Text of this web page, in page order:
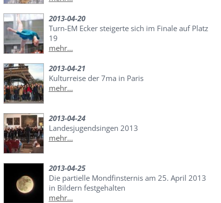
2013-04-20
Turn-EM Ecker steigerte sich im Finale auf Platz
19
mehr...
2013-04-21
Kulturreise der 7ma in Paris
mehr...
2013-04-24
Landesjugendsingen 2013
mehr...
2013-04-25
Die partielle Mondfinsternis am 25. April 2013
in Bildern festgehalten
mehr...